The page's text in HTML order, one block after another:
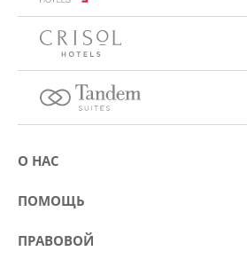
О НАС
О компании Eurostars Hotel
Kонкурсы
ПОМОЩЬ
Контакт
ПРАВОВОЙ